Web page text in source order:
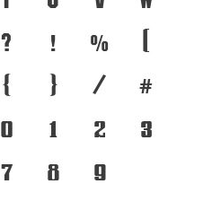
? ! %
(
{ } /
#
0 1 2
3
7 8 9